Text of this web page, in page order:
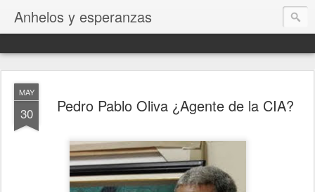
Anhelos y esperanzas
MAY
30 Pedro Pablo Oliva ¿Agente de la CIA?